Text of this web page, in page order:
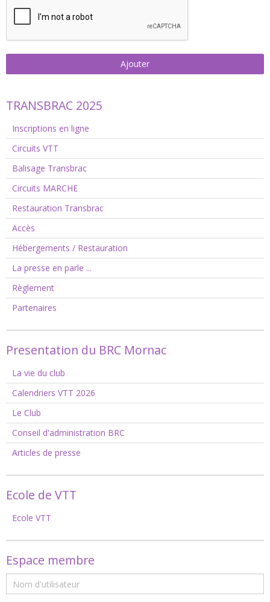
Ajouter
TRANSBRAC 2025
Inscriptions en ligne
Circuits VTT
Balisage Transbrac
Circuits MARCHE
Restauration Transbrac
Accès
Hébergements / Restauration
La presse en parle ...
Règlement
Partenaires
Presentation du BRC Mornac
La vie du club
Calendriers VTT 2026
Le Club
Conseil d'administration BRC
Articles de presse
Ecole de VTT
Ecole VTT
Espace membre